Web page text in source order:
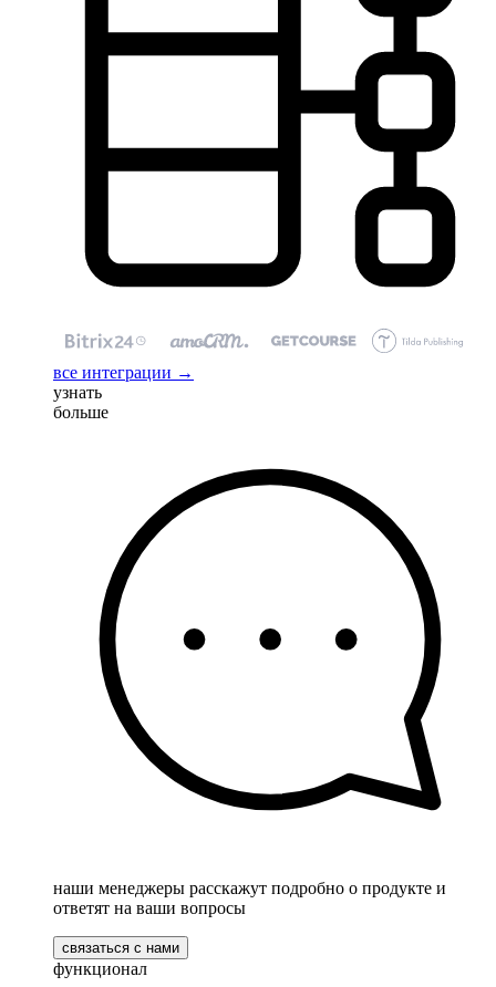
все интеграции →
узнать
больше
наши менеджеры расскажут подробно о продукте и
ответят на ваши вопросы
связаться с нами
функционал